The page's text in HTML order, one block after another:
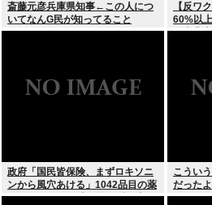
斎藤元彦兵庫県知事←この人につ
いてなんG民が知ってること
【反ワ
60%以
と東北
いる
政府「国民皆保険、まずロキソニ
ンから風穴あける」1042品目の薬
価4分の1を保険適用外で財布直
こうい
だった